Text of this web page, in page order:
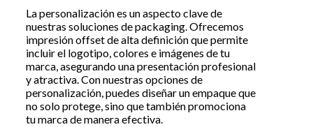
La personalización es un aspecto clave de
nuestras soluciones de packaging. Ofrecemos
impresión offset de alta definición que permite
incluir el logotipo, colores e imágenes de tu
marca, asegurando una presentación profesional
y atractiva. Con nuestras opciones de
personalización, puedes diseñar un empaque que
no solo protege, sino que también promociona
tu marca de manera efectiva.